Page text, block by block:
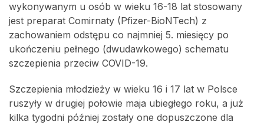
wykonywanym u osób w wieku 16-18 lat stosowany
jest preparat Comirnaty (Pfizer-BioNTech) z
zachowaniem odstępu co najmniej 5. miesięcy po
ukończeniu pełnego (dwudawkowego) schematu
szczepienia przeciw COVID-19.
Szczepienia młodzieży w wieku 16 i 17 lat w Polsce
ruszyły w drugiej połowie maja ubiegłego roku, a już
kilka tygodni później zostały one dopuszczone dla